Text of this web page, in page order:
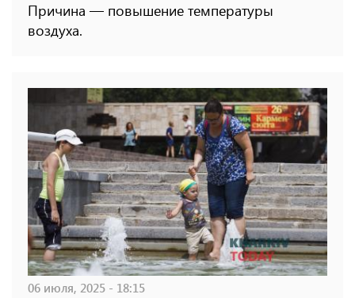
Причина — повышение температуры
воздуха.
06 июля, 2025 - 18:15